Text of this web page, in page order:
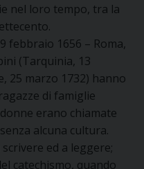
nel loro tempo, tra la
febbraio 1656 – Roma,
(Tarquinia, 13
25 marzo 1732) hanno
di famiglie
erano chiamate
alcuna cultura.
ed a leggere;
catechismo, quando